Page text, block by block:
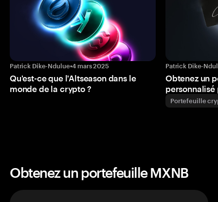
Patrick Dike-Ndulue•4 mars 2025
Qu'est-ce que l'Altseason dans le
monde de la crypto ?
Patrick Dike-
Obtenez un
personnalisé
Portefeuille
Obtenez un portefeuille MXNB